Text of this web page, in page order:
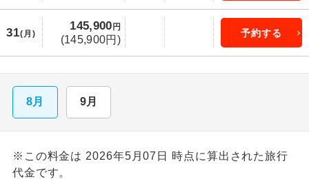
31(月)
145,900 円
(145,900円)
予約する
8月 9月
※この料金は 2026年5月07日 時点に算出された旅行
代金です。